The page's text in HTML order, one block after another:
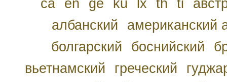
ca en ge ku lx th ti
албанский
американский
болгарский
боснийский
вьетнамский
греческий